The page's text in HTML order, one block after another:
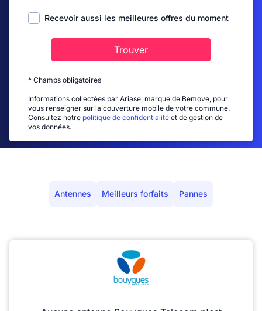
Recevoir aussi les meilleures offres du moment
Trouver
* Champs obligatoires
Informations collectées par Ariase, marque de Bemove, pour
vous renseigner sur la couverture mobile de votre commune.
Consultez notre politique de confidentialité et de gestion de
vos données.
Antennes Meilleurs forfaits Pannes